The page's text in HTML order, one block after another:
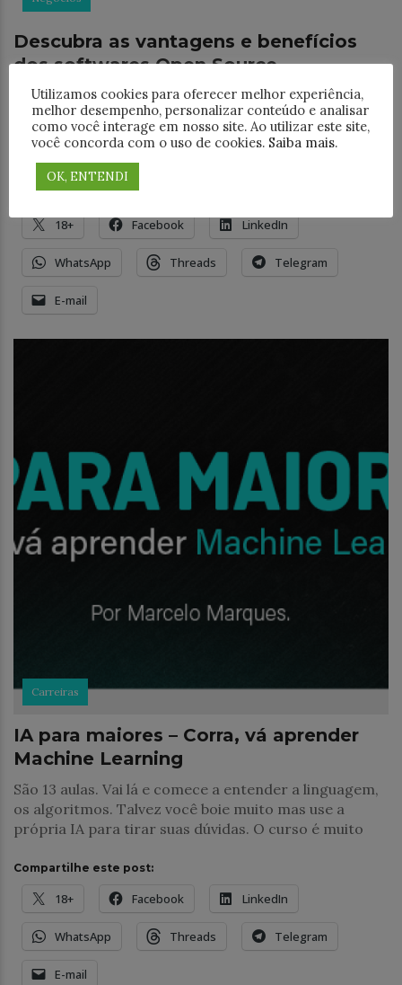
Descubra as vantagens e benefícios
dos softwares Open Source
Como explica o opensource.com software open
source ou de código aberto é um software com
código-fonte que qualquer pessoa pode inspecionar,
Compartilhe este post:
18+ Facebook LinkedIn
WhatsApp Threads Telegram
E-mail
Carreiras
IA para maiores – Corra, vá aprender
Machine Learning
São 13 aulas. Vai lá e comece a entender a linguagem,
os algoritmos. Talvez você boie muito mas use a
própria IA para tirar suas dúvidas. O curso é muito
Compartilhe este post:
18+ Facebook LinkedIn
WhatsApp Threads Telegram
E-mail
Utilizamos cookies para oferecer melhor experiência,
melhor desempenho, personalizar conteúdo e analisar
como você interage em nosso site. Ao utilizar este site,
você concorda com o uso de cookies. Saiba mais.
OK, ENTENDI